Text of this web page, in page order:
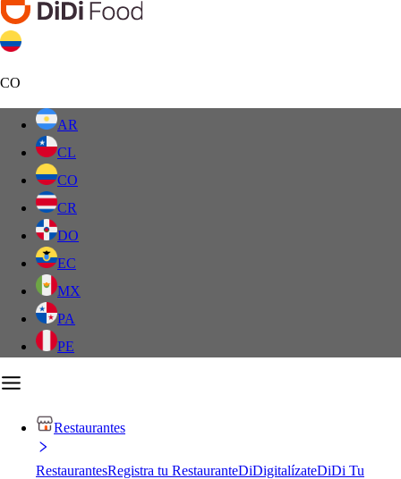
CO
AR
CL
CO
CR
DO
EC
MX
PA
PE
Restaurantes
RestaurantesRegistra tu RestauranteDiDigitalízateDiDi Tu